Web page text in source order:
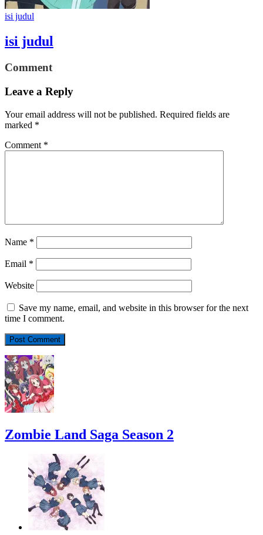
isi judul
isi judul
Comment
Leave a Reply
Your email address will not be published. Required fields are
marked *
Comment *
Name *
Email *
Website
Save my name, email, and website in this browser for the next
time I comment.
Zombie Land Saga Season 2